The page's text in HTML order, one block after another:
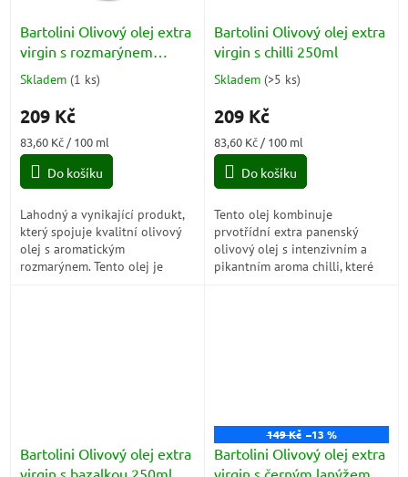
Bartolini Olivový olej extra
virgin s rozmarýnem
250ml
Průměrné
produktu
5,0
5
Skladem (1 ks)
209 Kč
Měrná
cena:
83,60 Kč / 100 ml
Do košíku
Lahodný a vynikající produkt,
který spojuje kvalitní olivový
olej s aromatickým
rozmarýnem. Tento olej je
Bartolini Olivový olej extra
virgin s chilli 250ml
Průměrné
produktu
5,0
5
Skladem (>5 ks)
209 Kč
Měrná
cena:
83,60 Kč / 100 ml
Do košíku
Tento olej kombinuje
prvotřídní extra panenský
olivový olej s intenzivním a
pikantním aroma chilli, které
Bartolini Olivový olej extra
149 Kč –13 %
Bartolini Olivový olej extra